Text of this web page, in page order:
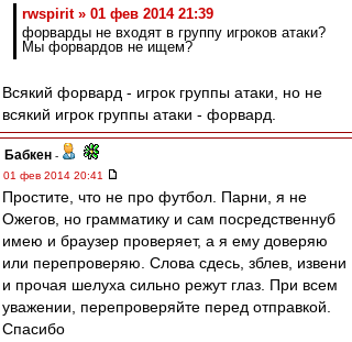
rwspirit » 01 фев 2014 21:39
форварды не входят в группу игроков атаки?
Мы форвардов не ищем?
Всякий форвард - игрок группы атаки, но не
всякий игрок группы атаки - форвард.
Бабкен -
01 фев 2014 20:41
Простите, что не про футбол. Парни, я не
Ожегов, но грамматику и сам посредственнуб
имею и браузер проверяет, а я ему доверяю
или перепроверяю. Слова сдесь, зблев, извени
и прочая шелуха сильно режут глаз. При всем
уважении, перепроверяйте перед отправкой.
Спасибо